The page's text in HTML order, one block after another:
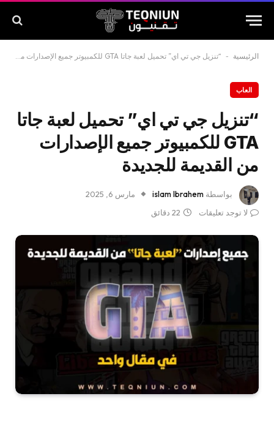
الرئيسية - “تنزيل جي تي اي” تحميل لعبة جاتا GTA للكمبيوتر جميع الإصدارات من القديمة للجديدة
العاب
“تنزيل جي تي اي” تحميل لعبة جاتا
GTA للكمبيوتر جميع الإصدارات
من القديمة للجديدة
بواسطة islam Ibrahem
مارس 6, 2025
لا توجد تعليقات
22 دقائق